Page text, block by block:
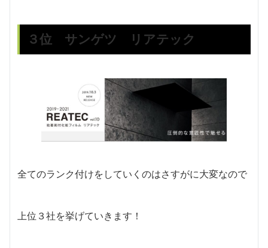
３位 サンゲツ リアテック
全てのランク付けをしていくのはさすがに大変なので
上位３社を挙げていきます！